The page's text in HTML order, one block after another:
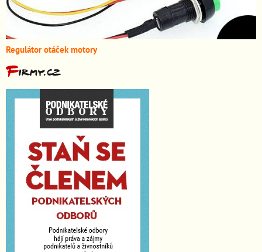
Regulátor otáček motory